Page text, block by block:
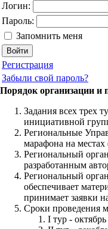
Логин:
Пароль:
Запомнить меня
Регистрация
Забыли свой пароль?
Порядок организации и
Задания всех трех
инициативной
Региональные
марафона на
Региональный
разработанным
Региональный
обеспечивает
принимает заявки
Сроки проведения
I тур - октябрь